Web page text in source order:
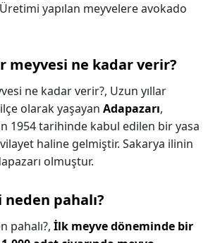
yapılan meyvelere avokado
meyvesi ne kadar verir?
ne kadar verir?, Uzun yıllar
olarak yaşayan Adapazarı,
1954 tarihinde kabul edilen bir yasa
vilayet haline gelmiştir. Sakarya ilinin
olmuştur.
pahalı?
pahalı?, İlk meyve döneminde bir